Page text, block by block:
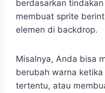
berdasarkan
membuat sprite
elemen di backdrop.
Misalnya, Anda bisa
berubah warna
tertentu, atau